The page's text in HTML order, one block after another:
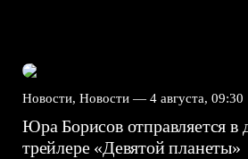
Новости, Новости — 4 августа, 09:30
Юра Борисов отправляется в
трейлере «Девятой планеты»